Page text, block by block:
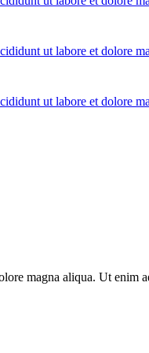
ut labore et dolore
ut labore et dolore
magna aliqua. Ut